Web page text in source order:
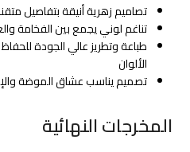
تصاميم زهرية أنيقة بتفاصيل
تناغم لوني يجمع بين الفخامة
طباعة وتطريز عالي الجودة
الألوان
تصميم يناسب عشاق الموضة
المخرجات النهائية